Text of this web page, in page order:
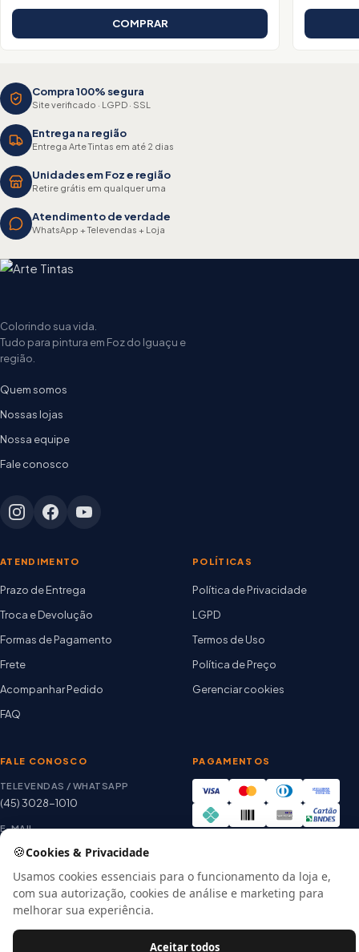
COMPRAR
Compra 100% segura
Site verificado · LGPD · SSL
Entrega na região
Entrega Arte Tintas em até 2 dias
Unidades em Foz e região
Retire grátis em qualquer uma
Atendimento de verdade
WhatsApp + Televendas + Loja
Colorindo sua vida.
Tudo para pintura em Foz do Iguaçu e
região.
Quem somos
Nossas lojas
Nossa equipe
Fale conosco
ATENDIMENTO
Prazo de Entrega
Troca e Devolução
Formas de Pagamento
Frete
Acompanhar Pedido
FAQ
POLÍTICAS
Política de Privacidade
LGPD
Termos de Uso
Política de Preço
Gerenciar cookies
FALE CONOSCO
TELEVENDAS / WHATSAPP
(45) 3028-1010
E-MAIL
thiago@artetintas.com.br
HORÁRIO
Seg. a Sex. 8h às 18h
Sábado 8h às 12h
PAGAMENTOS
Google Safe Browsing
🍪Cookies & Privacidade
Usamos cookies essenciais para o funcionamento da loja e,
com sua autorização, cookies de análise e marketing para
melhorar sua experiência.
Aceitar todos